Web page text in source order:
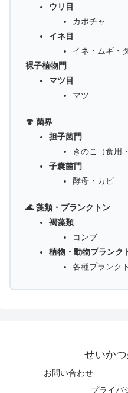
ウリ目
カボチャ
イネ目
イネ・ムギ・
裸子植物門
マツ目
マツ
🍄 菌界
担子菌門
きのこ（食用
子嚢菌門
酵母・カビ
🌊 藻類・プランクトン
褐藻類
コンブ
植物・動物プランク
各種プランク
せいか
お問い合わせ
プライバ